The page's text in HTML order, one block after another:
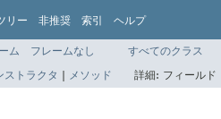
リー 非推奨 索引 ヘルプ
ム フレームなし
すべてのクラス
ストラクタ | メソッド 詳細: フィール